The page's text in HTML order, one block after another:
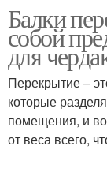
Цокольное
Чердачное
Балки
собой
для
Перекрытие –
которые
помещения, и
от веса всего,